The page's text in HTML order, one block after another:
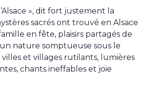
», dit fort justement la
sacrés ont trouvé en Alsace
en fête, plaisirs partagés de
nature somptueuse sous le
villes et villages rutilants, lumières
chants ineffables et joie